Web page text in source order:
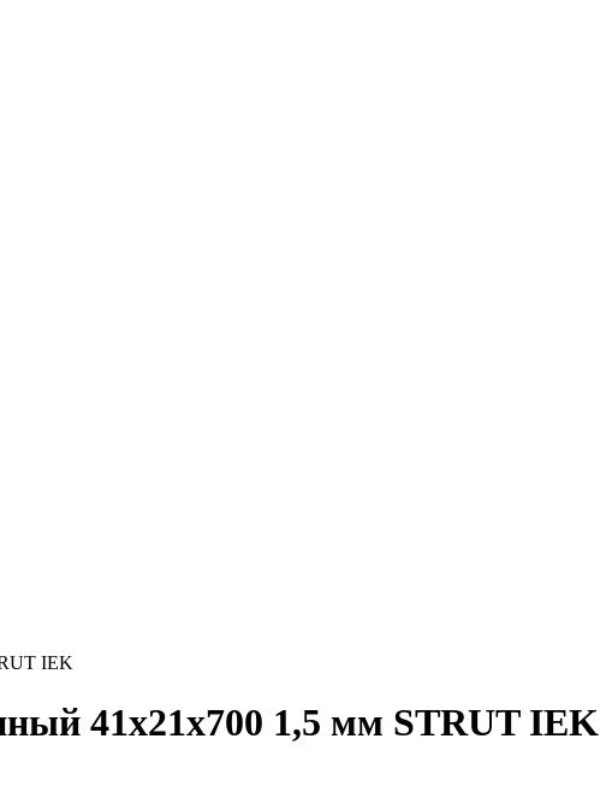
IEK
41х21х700 1,5 мм STRUT IEK